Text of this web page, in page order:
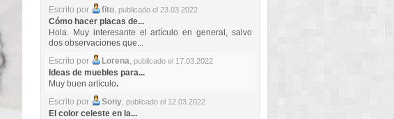
Escrito por fito, publicado el 23.03.2022
Cómo hacer placas de...
Hola. Muy interesante el artículo en general, salvo
dos observaciones que...
Escrito por
Lorena, publicado el 17.03.2022
Ideas de muebles para...
Muy buen artículo.
Escrito por
Sony, publicado el 12.03.2022
El color celeste en la...